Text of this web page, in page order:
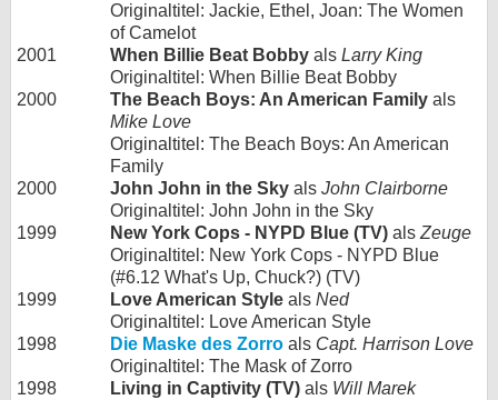
Originaltitel: Jackie, Ethel, Joan: The Women
of Camelot
2001
When Billie Beat Bobby als Larry King
Originaltitel: When Billie Beat Bobby
2000
The Beach Boys: An American Family als
Mike Love
Originaltitel: The Beach Boys: An American
Family
2000
John John in the Sky als John Clairborne
Originaltitel: John John in the Sky
1999
New York Cops - NYPD Blue (TV) als Zeuge
Originaltitel: New York Cops - NYPD Blue
(#6.12 What's Up, Chuck?) (TV)
1999
Love American Style als Ned
Originaltitel: Love American Style
1998
Die Maske des Zorro als Capt. Harrison Love
Originaltitel: The Mask of Zorro
1998
Living in Captivity (TV) als Will Marek